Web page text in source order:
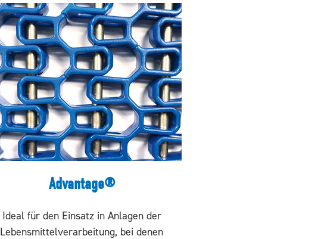
Advantage®
Ideal für den Einsatz in Anlagen der
Lebensmittelverarbeitung, bei denen